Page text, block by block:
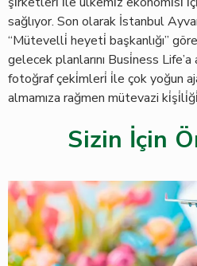
sağlıyor. Son olarak İstanbul
“Mütevelli̇ heyeti̇ başkanlığı”
gelecek planlarını Busi̇ness Life’a
fotoğraf çeki̇mleri̇ i̇le çok yoğun
almamıza rağmen mütevazi
Sizin İçin